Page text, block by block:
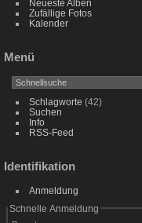
Neueste Alben
Zufällige Fotos
Kalender
Menü
Schlagworte (42)
Suchen
Info
RSS-Feed
Identifikation
Anmeldung
Schnelle Anmeldung